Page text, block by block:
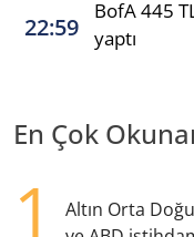
22:59
BofA 445
yaptı
En Çok
1
Altın Orta